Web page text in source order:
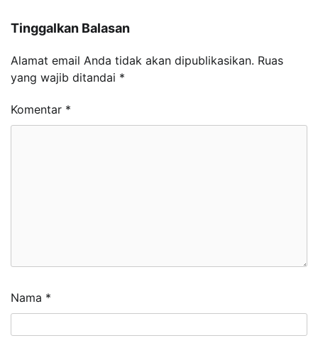
Tinggalkan Balasan
Alamat email Anda tidak akan dipublikasikan. Ruas
yang wajib ditandai *
Komentar *
Nama *